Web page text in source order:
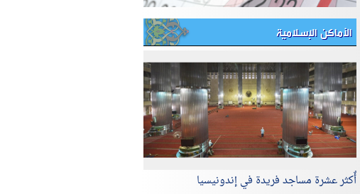
الأماكن الإسلامية
أٌكثر عشرة مساجد فريدة في إندونيسيا